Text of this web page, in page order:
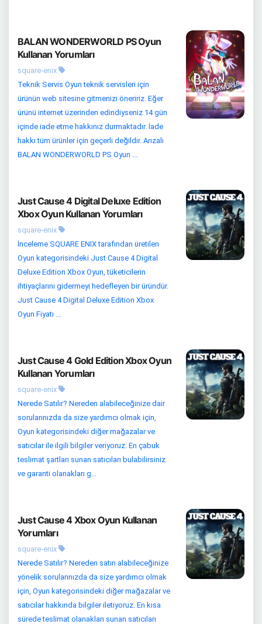
BALAN WONDERWORLD PS Oyun
Kullanan Yorumları
square-enix
Teknik Servis Oyun teknik servisleri için
ürünün web sitesine gitmenizi öneririz. Eğer
ürünü internet üzerinden edindiyseniz 14 gün
içinde iade etme hakkınız durmaktadır. İade
hakkı tüm ürünler için geçerli değildir. Arızalı
BALAN WONDERWORLD PS Oyun ...
Just Cause 4 Digital Deluxe Edition
Xbox Oyun Kullanan Yorumları
square-enix
İnceleme SQUARE ENIX tarafından üretilen
Oyun kategorisindeki Just Cause 4 Digital
Deluxe Edition Xbox Oyun, tüketicilerin
ihtiyaçlarını gidermeyi hedefleyen bir üründür.
Just Cause 4 Digital Deluxe Edition Xbox
Oyun Fiyatı ...
Just Cause 4 Gold Edition Xbox Oyun
Kullanan Yorumları
square-enix
Nerede Satılır? Nereden alabileceğinize dair
sorularınızda da size yardımcı olmak için,
Oyun kategorisindeki diğer mağazalar ve
satıcılar ile ilgili bilgiler veriyoruz. En çabuk
teslimat şartları sunan satıcıları bulabilirsiniz
ve garanti olanakları g...
Just Cause 4 Xbox Oyun Kullanan
Yorumları
square-enix
Nerede Satılır? Nereden satın alabileceğinize
yönelik sorularınızda da size yardımcı olmak
için, Oyun kategorisindeki diğer mağazalar ve
satıcılar hakkında bilgiler iletiyoruz. En kısa
sürede teslimat olanakları sunan satıcıları